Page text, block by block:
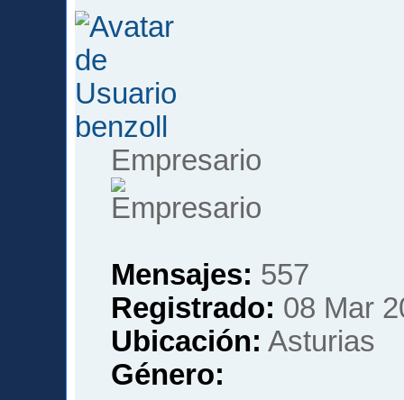
benzoll
Empresario
Mensajes: 557
Registrado: 08 Mar
Ubicación: Asturias
Género: